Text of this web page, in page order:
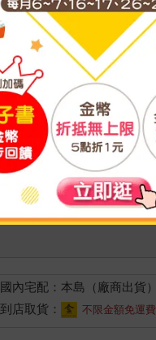
國內宅配：本島（廠商出貨）
到店取貨：
不限金額免運費